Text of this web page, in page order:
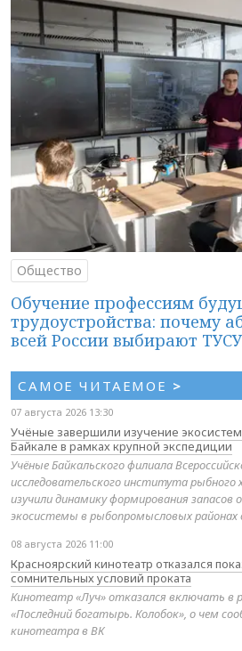
Общество
Обучение профессиям
трудоустройства: почему
всей России выбирают
САМОЕ ЧИТАЕМОЕ >
07 августа 2026 13:30
Учёные завершили изучение
Байкале в рамках крупной экспедиции
Учёные Байкальского филиала
исследовательского института рыбного
изучили динамику формирования запасов
экосистемы в рыбопромысловых районах
08 августа 2026 11:00
Красноярский кинотеатр отказался
сомнительных условий проката
Кинотеатр «Луч» отказался включать в
«Последний богатырь. Колобок», о чем
кинотеатра в ВК